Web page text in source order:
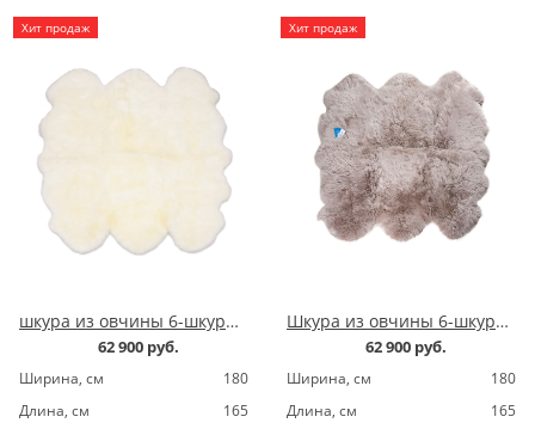
Хит продаж
шкура из овчины 6-шкурная LWPQ180 ivory
62 900 руб.
Ширина, cм
180
Длина, cм
165
Хит продаж
Шкура из овчины 6-шкурная LWPQ180 camel
62 900 руб.
Ширина, cм
180
Длина, cм
165